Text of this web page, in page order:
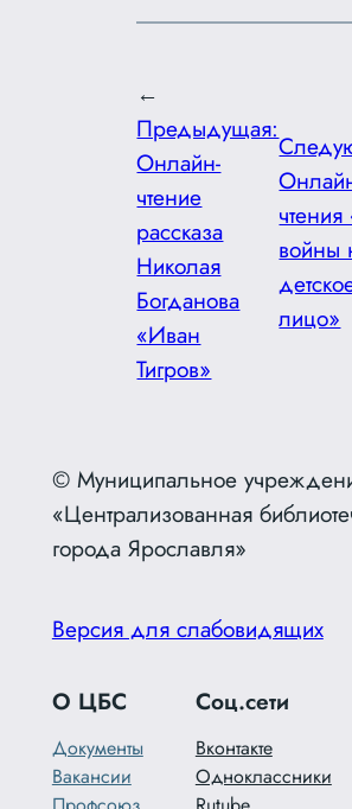
←
Предыдущая:
Онлайн-
чтение
рассказа
Николая
Богданова
«Иван
Тигров»
войны
лицо»
© Муниципальное
«Централизованная
города Ярославля»
Версия для слабовидящих
О ЦБС
Документы
Вакансии
Соц.сети
Вконтакте
Одноклассники